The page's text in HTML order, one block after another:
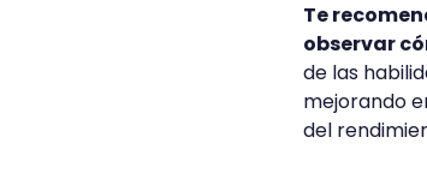
Te
observar
de las
mejorando
del